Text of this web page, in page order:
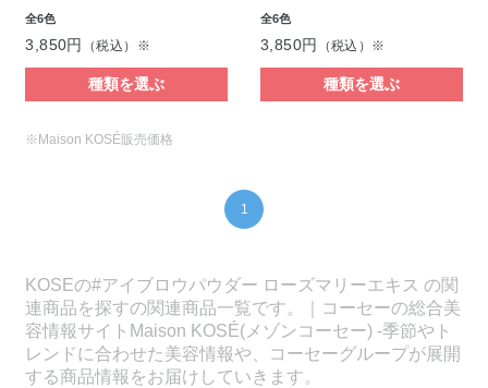
全6色
3,850円 （税込）※
種類を選ぶ
全6色
3,850円 （税込）※
種類を選ぶ
※Maison KOSÉ販売価格
1
KOSEの#アイブロウパウダー ローズマリーエキス の関
連商品を探すの関連商品一覧です。｜コーセーの総合美
容情報サイトMaison KOSÉ(メゾンコーセー) -季節やト
レンドに合わせた美容情報や、コーセーグループが展開
する商品情報をお届けしていきます。